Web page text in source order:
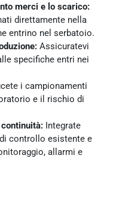
merci e lo scarico:
direttamente nella
entrino nel serbatoio.
Assicuratevi
specifiche entri nei
i campionamenti
e il rischio di
Integrate
controllo esistente e
allarmi e